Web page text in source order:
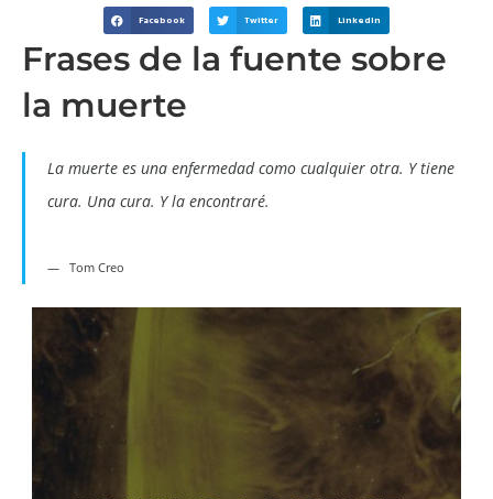
Facebook Twitter LinkedIn
Frases de la fuente sobre
la muerte
La muerte es una enfermedad como cualquier otra. Y tiene
cura. Una cura. Y la encontraré.
Tom Creo